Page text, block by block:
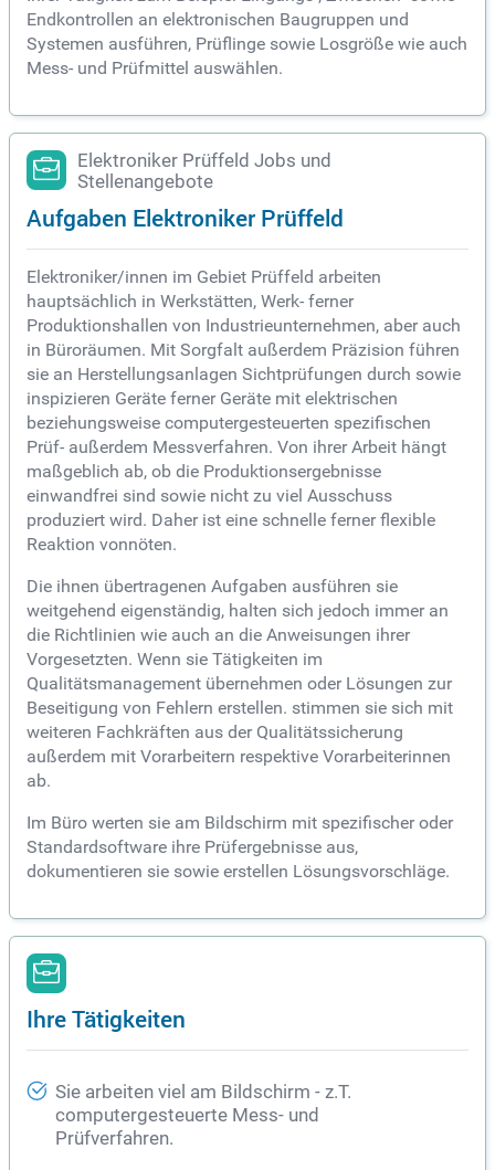
Endkontrollen an elektronischen Baugruppen und
Systemen ausführen, Prüflinge sowie Losgröße wie auch
Mess- und Prüfmittel auswählen.
Elektroniker Prüffeld Jobs und
Stellenangebote
Aufgaben Elektroniker Prüffeld
Elektroniker/innen im Gebiet Prüffeld arbeiten
hauptsächlich in Werkstätten, Werk- ferner
Produktionshallen von Industrieunternehmen, aber auch
in Büroräumen. Mit Sorgfalt außerdem Präzision führen
sie an Herstellungsanlagen Sichtprüfungen durch sowie
inspizieren Geräte ferner Geräte mit elektrischen
beziehungsweise computergesteuerten spezifischen
Prüf- außerdem Messverfahren. Von ihrer Arbeit hängt
maßgeblich ab, ob die Produktionsergebnisse
einwandfrei sind sowie nicht zu viel Ausschuss
produziert wird. Daher ist eine schnelle ferner flexible
Reaktion vonnöten.
Die ihnen übertragenen Aufgaben ausführen sie
weitgehend eigenständig, halten sich jedoch immer an
die Richtlinien wie auch an die Anweisungen ihrer
Vorgesetzten. Wenn sie Tätigkeiten im
Qualitätsmanagement übernehmen oder Lösungen zur
Beseitigung von Fehlern erstellen. stimmen sie sich mit
weiteren Fachkräften aus der Qualitätssicherung
außerdem mit Vorarbeitern respektive Vorarbeiterinnen
ab.
Im Büro werten sie am Bildschirm mit spezifischer oder
Standardsoftware ihre Prüfergebnisse aus,
dokumentieren sie sowie erstellen Lösungsvorschläge.
Ihre Tätigkeiten
Sie arbeiten viel am Bildschirm - z.T.
computergesteuerte Mess- und
Prüfverfahren.